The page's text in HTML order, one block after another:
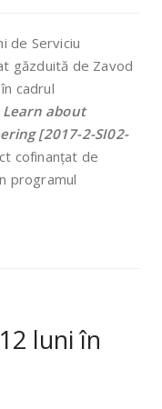
de Serviciu
găzduită de Zavod
cadrul
about
[2017-2-SI02-
cofinanțat de
programul
luni în